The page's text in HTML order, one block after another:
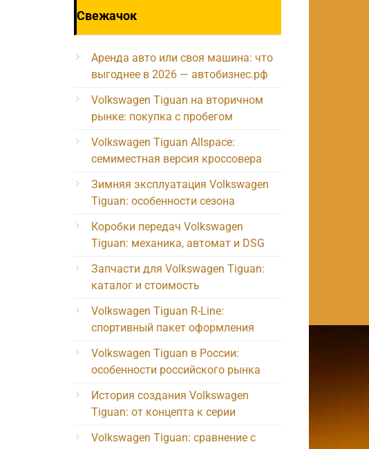
Свежачок
Аренда авто или своя машина: что
выгоднее в 2026 — автобизнес.рф
Volkswagen Tiguan на вторичном
рынке: покупка с пробегом
Volkswagen Tiguan Allspace:
семиместная версия кроссовера
Зимняя эксплуатация Volkswagen
Tiguan: особенности сезона
Коробки передач Volkswagen
Tiguan: механика, автомат и DSG
Запчасти для Volkswagen Tiguan:
каталог и стоимость
Volkswagen Tiguan R-Line:
спортивный пакет оформления
Volkswagen Tiguan в России:
особенности российского рынка
История создания Volkswagen
Tiguan: от концепта к серии
Volkswagen Tiguan: сравнение с